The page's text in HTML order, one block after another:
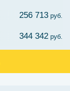
256 713 руб.
344 342 руб.